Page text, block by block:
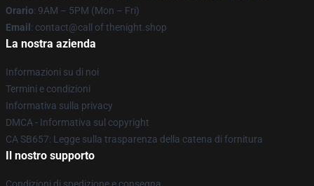
Orario: 9AM – 5PM (Mon – Fri)
Email : contact@call of thenight.shop
La nostra azienda
Informazioni su di noi
Termini e condizioni
Informativa sulla privacy
DMCA - Informativa sul copyright
CA SB657: Legge sulla trasparenza della catena di fornitura
Il nostro supporto